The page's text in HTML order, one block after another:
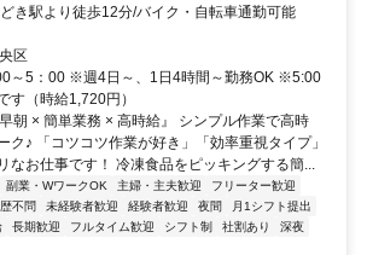
き駅より徒歩12分/バイク・自転車通勤可能
区
～5：00 ※週4日～、1日4時間～勤務OK ※5:00
す（時給1,720円）
朝 × 簡単業務 × 高時給』 シンプル作業で高時
ク♪ 「コツコツ作業が好き」「効率重視タイプ」
なお仕事です！ 冷凍食品をピッキングする簡...
副業・WワークOK 主婦・主夫歓迎
フリーター歓迎
不問 未経験者歓迎 経験者歓迎 夜間
月1シフト提出
長期歓迎 フルタイム歓迎 シフト制 社割あり
深夜